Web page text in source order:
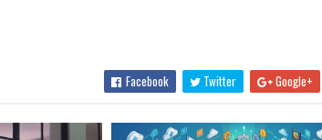
Facebook Twitter Google+